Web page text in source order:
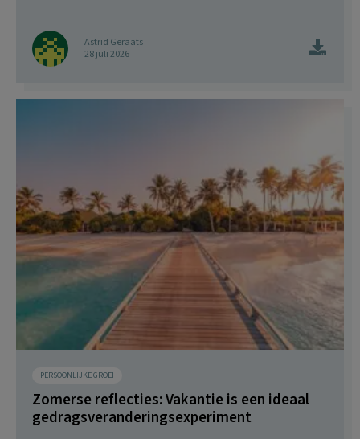
Astrid Geraats
28 juli 2026
PERSOONLIJKE GROEI
Zomerse reflecties: Vakantie is een ideaal
gedragsveranderingsexperiment